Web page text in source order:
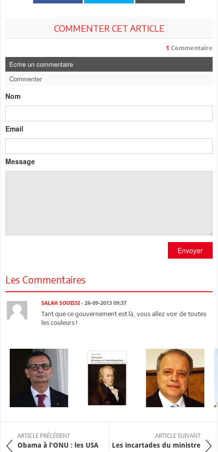
COMMENTER CET ARTICLE
1 Commentaire
Ecrire un commentaire
Commenter
Nom
Email
Message
Envoyer
Les Commentaires
SALAH SOUISSI - 26-09-2013 09:37
Tant que ce gouvernement est là, vous allez voir de toutes
les couleurs !
ARTICLE PRÉCÉDENT
Obama à l'ONU : les USA
ARTICLE SUIVANT
Les incartades du ministre